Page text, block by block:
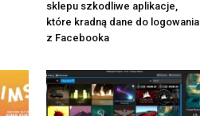
sklepu szkodliwe aplikacje,
które kradną dane do logowania
z Facebooka